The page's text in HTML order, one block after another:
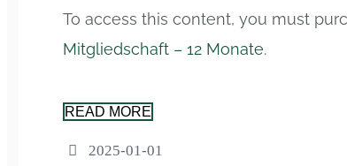
To access this content, you must
Mitgliedschaft – 12 Monate.
READ MORE
2025-01-01